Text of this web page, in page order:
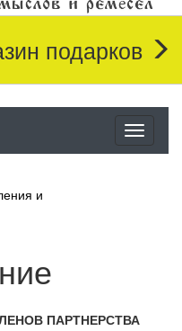
подарков
Меню
и
ПАРТНЕРСТВА